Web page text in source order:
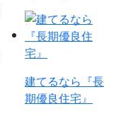
建てるなら『長
期優良住宅』